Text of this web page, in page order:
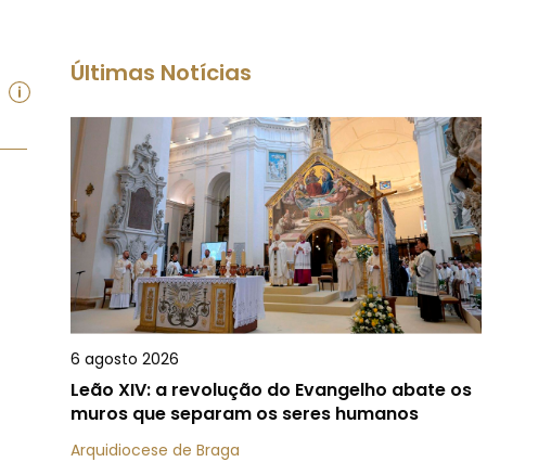
Últimas Notícias
6 agosto 2026
Leão XIV: a revolução do Evangelho abate os
muros que separam os seres humanos
Arquidiocese de Braga